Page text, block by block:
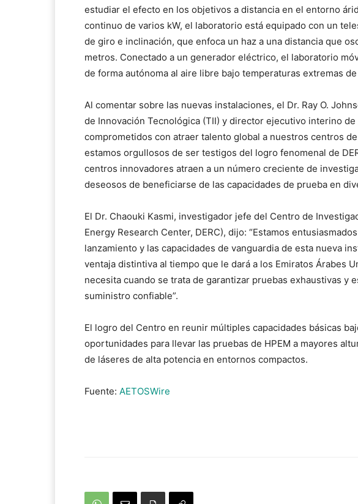
estudiar el efecto en los objetivos a distancia en el entorno
continuo de varios kW, el laboratorio está equipado con un
de giro e inclinación, que enfoca un haz a una distancia que
metros. Conectado a un generador eléctrico, el laboratorio
de forma autónoma al aire libre bajo temperaturas extremas de
Al comentar sobre las nuevas instalaciones, el Dr. Ray O.
de Innovación Tecnológica (TII) y director ejecutivo interino de
comprometidos con atraer talento global a nuestros centros
estamos orgullosos de ser testigos del logro fenomenal de
centros innovadores atraen a un número creciente de
deseosos de beneficiarse de las capacidades de prueba en
El Dr. Chaouki Kasmi, investigador jefe del Centro de
Energy Research Center, DERC), dijo: “Estamos
lanzamiento y las capacidades de vanguardia de esta nueva
ventaja distintiva al tiempo que le dará a los Emiratos Árabes
necesita cuando se trata de garantizar pruebas exhaustivas y
suministro confiable”.
El logro del Centro en reunir múltiples capacidades básicas
oportunidades para llevar las pruebas de HPEM a mayores
de láseres de alta potencia en entornos compactos.
Fuente: AETOSWire